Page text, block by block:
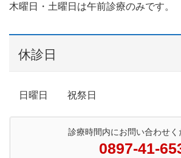
木曜日・土曜日は午前診療のみです。
休診日
日曜日 祝祭日
診療時間内にお問い合わせく
0897-41-